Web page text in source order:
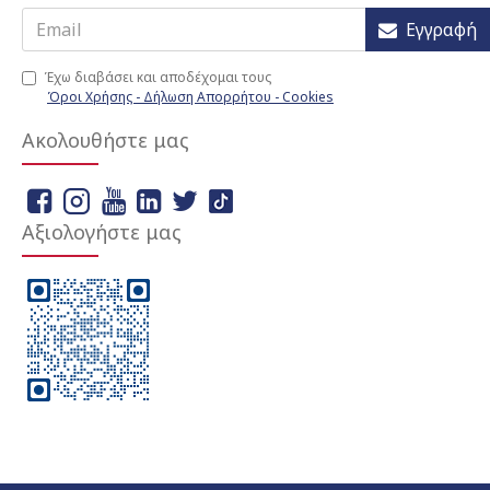
Εγγραφή
Έχω διαβάσει και αποδέχομαι τους
Όροι Χρήσης - Δήλωση Απορρήτου - Cookies
Ακολουθήστε μας
Αξιολογήστε μας